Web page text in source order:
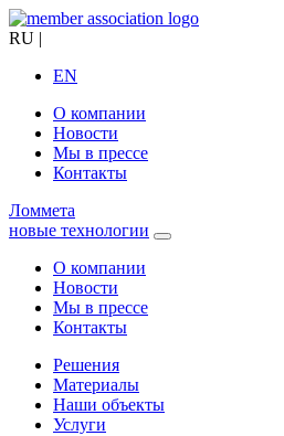
RU |
EN
О компании
Новости
Мы в прессе
Контакты
Ломмета
новые технологии
О компании
Новости
Мы в прессе
Контакты
Решения
Материалы
Наши объекты
Услуги